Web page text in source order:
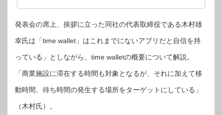
発表会の席上、挨拶に立った同社の代表取締役である木村雄
幸氏は「time wallet」はこれまでにないアプリだと自信を持
っている」としながら、time walletの概要について解説。
「商業施設に滞在する時間も対象となるが、それに加えて移
動時間、待ち時間の発生する場所をターゲットにしている」
（木村氏）。